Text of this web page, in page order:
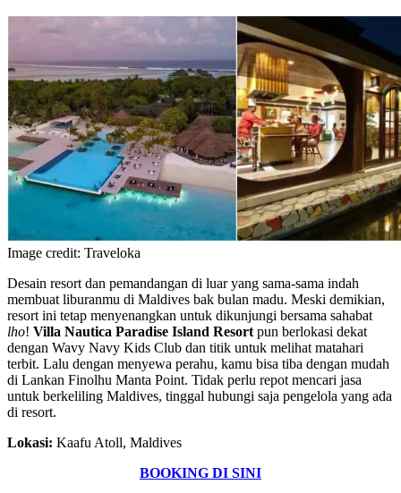
Image credit: Traveloka
Desain resort dan pemandangan di luar yang sama-sama indah
membuat liburanmu di Maldives bak bulan madu. Meski demikian,
resort ini tetap menyenangkan untuk dikunjungi bersama sahabat
lho! Villa Nautica Paradise Island Resort pun berlokasi dekat
dengan Wavy Navy Kids Club dan titik untuk melihat matahari
terbit. Lalu dengan menyewa perahu, kamu bisa tiba dengan mudah
di Lankan Finolhu Manta Point. Tidak perlu repot mencari jasa
untuk berkeliling Maldives, tinggal hubungi saja pengelola yang ada
di resort.
Lokasi: Kaafu Atoll, Maldives
BOOKING DI SINI